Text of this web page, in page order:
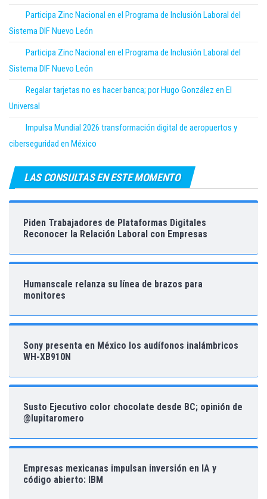
Participa Zinc Nacional en el Programa de Inclusión Laboral del
Sistema DIF Nuevo León
Participa Zinc Nacional en el Programa de Inclusión Laboral del
Sistema DIF Nuevo León
Regalar tarjetas no es hacer banca; por Hugo González en El
Universal
Impulsa Mundial 2026 transformación digital de aeropuertos y
ciberseguridad en México
LAS CONSULTAS EN ESTE MOMENTO
Piden Trabajadores de Plataformas Digitales
Reconocer la Relación Laboral con Empresas
Humanscale relanza su línea de brazos para
monitores
Sony presenta en México los audífonos inalámbricos
WH-XB910N
Susto Ejecutivo color chocolate desde BC; opinión de
@lupitaromero
Empresas mexicanas impulsan inversión en IA y
código abierto: IBM